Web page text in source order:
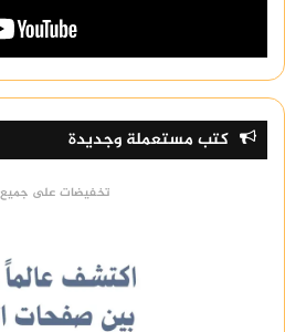
كتب مستعملة وجديدة
تخفيضات على جميع